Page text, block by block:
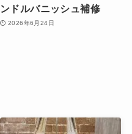
ンドルバニッシュ補修
2026年6月24日